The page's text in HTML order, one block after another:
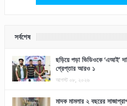
সর্বশেষ
ছড়িয়ে পড়া ভিডিওকে ‘এআই’
গ্রেপ্তার আরও ১
আগস্ট ০৮, ২০২৬
মাদক মামলার ২ বছরের